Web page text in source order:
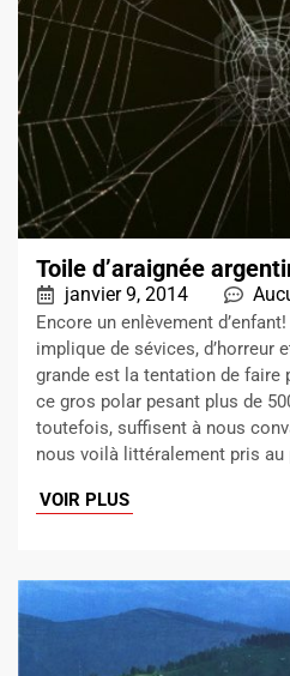
Toile d’araignée
janvier 9, 2014
Encore un enlèvement
implique de sévices, d’horreur
grande est la tentation de faire
ce gros polar pesant plus de
toutefois, suffisent à nous
nous voilà littéralement pris au
VOIR PLUS